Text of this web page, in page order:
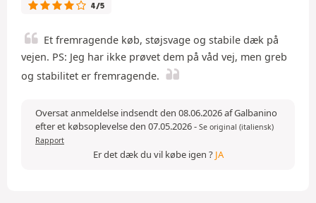
4/5
Et fremragende køb, støjsvage og stabile dæk på
vejen. PS: Jeg har ikke prøvet dem på våd vej, men greb
og stabilitet er fremragende.
Oversat anmeldelse indsendt den 08.06.2026 af Galbanino
efter et købsoplevelse den 07.05.2026- Se original (italiensk)
Rapport
Er det dæk du vil købe igen ? JA